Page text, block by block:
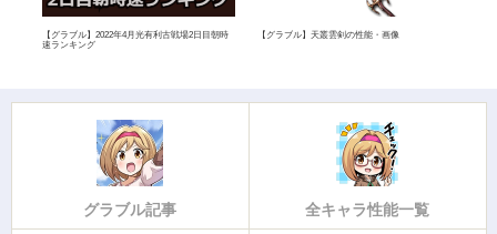
【グラブル】2022年4月光有利古戦場2日目朝時
速ランキング
【グラブル】天叢雲剣の性能・画像
グラブル記事 全キャラ性能一覧